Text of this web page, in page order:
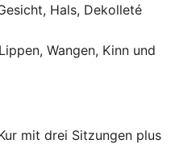
Hals, Dekolleté
Wangen, Kinn und
mit drei Sitzungen plus